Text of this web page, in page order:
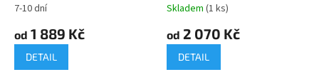
7-10 dní
od 1 889 Kč
DETAIL
Skladem (1 ks)
od 2 070 Kč
DETAIL